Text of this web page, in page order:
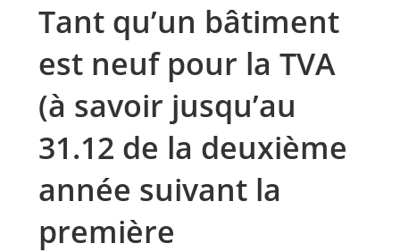
Tant qu’un bâtiment
est neuf pour la TVA
(à savoir jusqu’au
31.12 de la deuxième
année suivant la
première